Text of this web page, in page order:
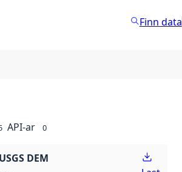
Finn data
API-ar 0
DEM